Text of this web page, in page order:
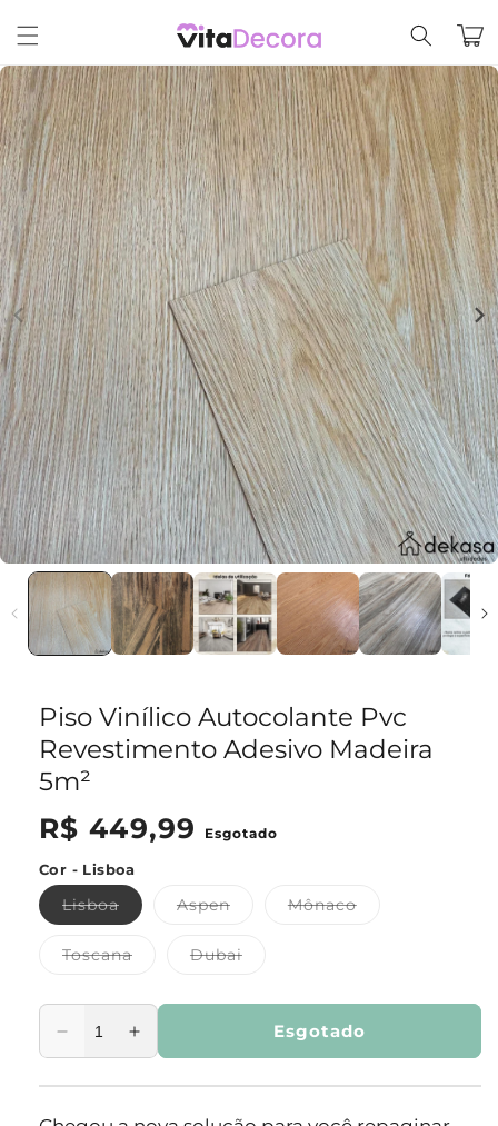
para o
conteúdo
as
informações
do produto
Piso Vinílico Autocolante Pvc
Revestimento Adesivo Madeira
5m²
Preço
normal
R$ 449,99 Esgotado
Cor - Lisboa
LisboaVariante
esgotada
indisponível
AspenVariante
indisponível
MônacoVariante
ToscanaVariante
indisponível
DubaiVariante
indisponível
Diminuir
a
quantidade
Aumentar
a
quantidade
Esgotado